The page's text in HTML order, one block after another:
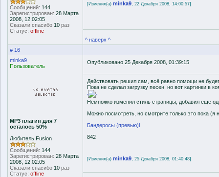
Сообщений: 144
Зарегистрирован: 28 Марта
2008, 12:02:05
Сказали спасибо 10 раз
Статус: offline
[Изменил(а) minka9, 22 Декабря 2008, 14:00:57]
^ наверх ^
# 16
minka9
Пользователь
MP3 плагин для 7
осталось 50%
Любитель Fusion
Сообщений: 144
Зарегистрирован: 28 Марта
2008, 12:02:05
Сказали спасибо 10 раз
Статус: offline
Опубликовано 25 Декабря 2008, 01:39:15
Действовать решил сам, всё равно помощи не
Пока не сделал загрузку песен, но вот картинки в
'
'
Немножко изменил стиль страницы, добавил ещё
Можно посмотреть, но смотрите только это пока (я
Бандеросы (превью)l
842
[Изменил(а) minka9, 25 Декабря 2008, 01:40:48]